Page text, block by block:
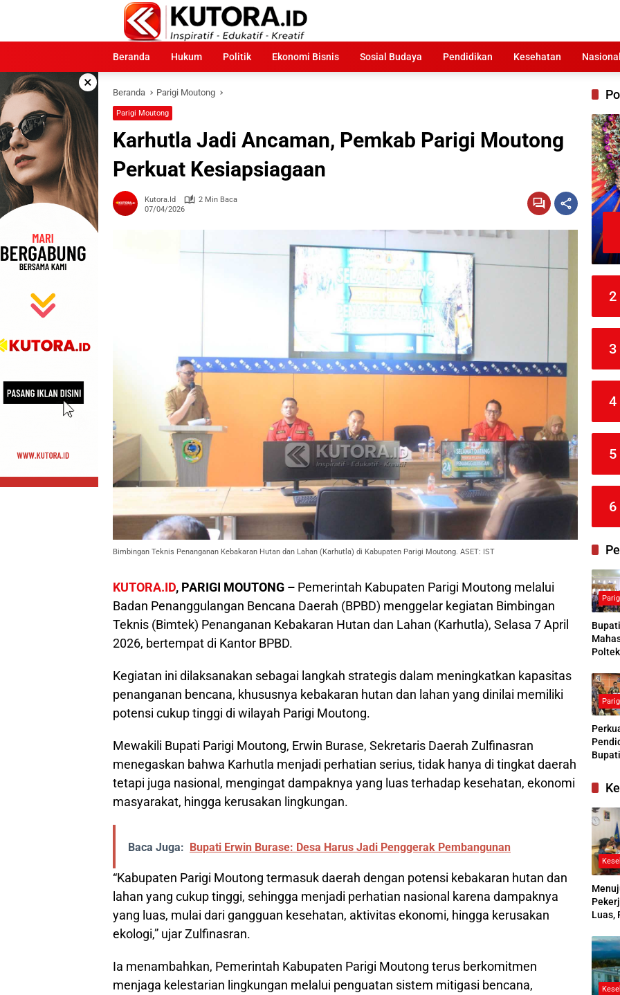
Beranda
Hukum Politik Ekonomi Bisnis Sosial Budaya Pendidikan Kesehatan Nasional
×
Beranda Parigi Moutong
Parigi Moutong
Karhutla Jadi Ancaman, Pemkab Parigi Moutong
Perkuat Kesiapsiagaan
Kutora.id
2 Min Baca
07/04/2026
Bimbingan Teknis Penanganan Kebakaran Hutan dan Lahan (Karhutla) di Kabupaten Parigi Moutong. ASET: IST
KUTORA.ID, PARIGI MOUTONG – Pemerintah Kabupaten Parigi Moutong melalui
Badan Penanggulangan Bencana Daerah (BPBD) menggelar kegiatan Bimbingan
Teknis (Bimtek) Penanganan Kebakaran Hutan dan Lahan (Karhutla), Selasa 7 April
2026, bertempat di Kantor BPBD.
Kegiatan ini dilaksanakan sebagai langkah strategis dalam meningkatkan kapasitas
penanganan bencana, khususnya kebakaran hutan dan lahan yang dinilai memiliki
potensi cukup tinggi di wilayah Parigi Moutong.
Mewakili Bupati Parigi Moutong, Erwin Burase, Sekretaris Daerah Zulfinasran
menegaskan bahwa Karhutla menjadi perhatian serius, tidak hanya di tingkat daerah
tetapi juga nasional, mengingat dampaknya yang luas terhadap kesehatan, ekonomi
masyarakat, hingga kerusakan lingkungan.
Baca Juga: Bupati Erwin Burase: Desa Harus Jadi Penggerak Pembangunan
“Kabupaten Parigi Moutong termasuk daerah dengan potensi kebakaran hutan dan
lahan yang cukup tinggi, sehingga menjadi perhatian nasional karena dampaknya
yang luas, mulai dari gangguan kesehatan, aktivitas ekonomi, hingga kerusakan
ekologi,” ujar Zulfinasran.
Ia menambahkan, Pemerintah Kabupaten Parigi Moutong terus berkomitmen
menjaga kelestarian lingkungan melalui penguatan sistem mitigasi bencana,
2
3
4
5
6
Sosial
Luas,
2026